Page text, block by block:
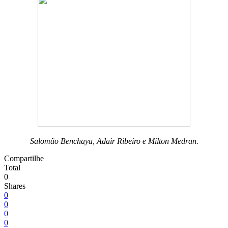
Salomão Benchaya, Adair Ribeiro e Milton Medran.
Compartilhe
Total
0
Shares
0
0
0
0